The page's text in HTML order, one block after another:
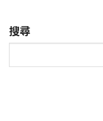
搜尋